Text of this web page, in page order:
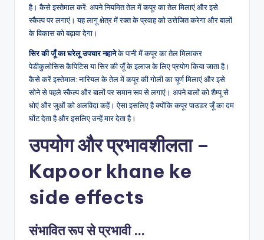
है। कैसे इस्तेमाल करें: अपने नियमित तेल में कपूर का तेल मिलाएं और इसे
स्कैल्प पर लगाएं। यह लागू क्षेत्र में रक्त के प्रवाह को उत्तेजित करेगा और बालों
के विकास को बढ़ावा देगा।
सिर की जूँ का घरेलू उपचार नहानेके पानी में कपूर का तेल मिलाकर
पेडीकुलोसिस कैपिटिस या सिर की जूँ के इलाज के लिए प्रयोग किया जाता है।
कैसे करें इस्तेमाल: नारियल के तेल में कपूर की गोली का चूर्ण मिलाएं और इसे
सोने से पहले स्कैल्प और बालों पर समान रूप से लगाएं। अपने बालों को शैम्पू से
धोएं और जुओं को अलविदा कहें। ऐसा इसलिए है क्योंकि कपूर पाउडर जूँ का दम
घोंट देता है और इसलिए उन्हें मार देता है।
उपयोग और प्रभावशीलता –
Kapoor khane ke
side effects
संभावित रूप से प्रभावी …